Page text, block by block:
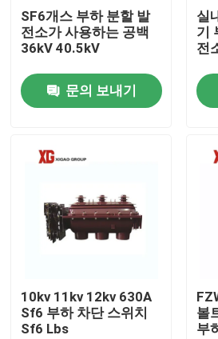
품질 관리
연락주세요
SF6 부하 분할
고전압 차단 스위치
SF6개스 부하 분할 발
전소가 사용하는 공백
36kV 40.5kV
문의 보내기
실
기
전
10kv 11kv 12kv 630A
Sf6 부하 차단 스위치
Sf6 Lbs
볼
부